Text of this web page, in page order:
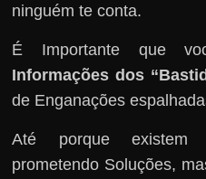
ninguém te conta.
É Importante que
Informações dos
de Enganações
Até porque existem
prometendo Soluções,